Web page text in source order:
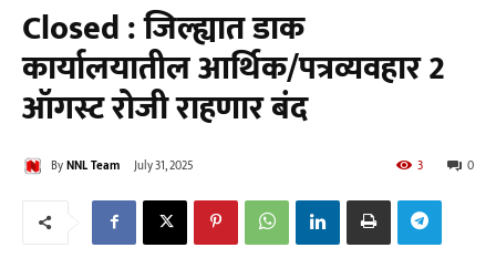
Closed : जिल्ह्यात डाक
कार्यालयातील आर्थिक/पत्रव्यवहार 2
ऑगस्ट रोजी राहणार बंद
ByNNL Team July 31, 2025 0
3